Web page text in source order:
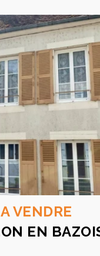
VENDRE
EN